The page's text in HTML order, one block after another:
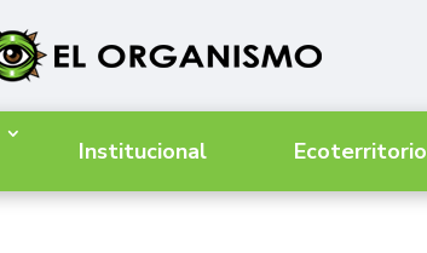
Institucional Ecoterritorio